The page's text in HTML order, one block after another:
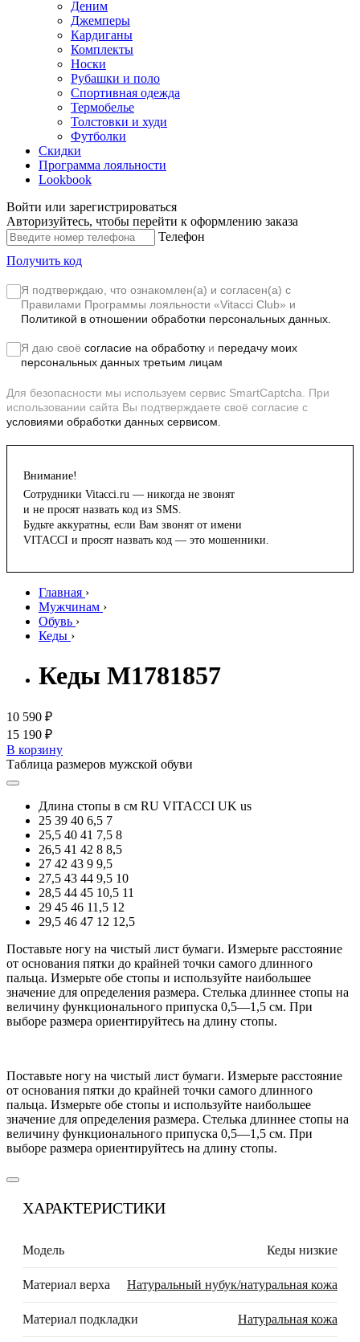
Деним
Джемперы
Кардиганы
Комплекты
Носки
Рубашки и поло
Спортивная одежда
Термобелье
Толстовки и худи
Футболки
Скидки
Программа лояльности
Lookbook
Войти или зарегистрироваться
Авторизуйтесь, чтобы перейти к оформлению заказа
Телефон
Получить код
Я подтверждаю, что ознакомлен(а) и согласен(а) с
Правилами Программы лояльности «Vitacci Club» и
Политикой в отношении обработки персональных данных.
Я даю своё согласие на обработку и передачу моих
персональных данных третьим лицам
Для безопасности мы используем сервис SmartCaptcha. При
использовании сайта Вы подтверждаете своё согласие с
условиями обработки данных сервисом.
Внимание!
Сотрудники Vitacci.ru — никогда не звонят
и не просят назвать код из SMS.
Будьте аккуратны, если Вам звонят от имени
VITACCI и просят назвать код — это мошенники.
Главная ›
Мужчинам ›
Обувь ›
Кеды ›
Кеды M1781857
10 590 ₽
15 190 ₽
В корзину
Таблица размеров мужской обуви
Длина стопы в см RU VITACCI UK us
25 39 40 6,5 7
25,5 40 41 7,5 8
26,5 41 42 8 8,5
27 42 43 9 9,5
27,5 43 44 9,5 10
28,5 44 45 10,5 11
29 45 46 11,5 12
29,5 46 47 12 12,5
Поставьте ногу на чистый лист бумаги. Измерьте расстояние
от основания пятки до крайней точки самого длинного
пальца. Измерьте обе стопы и используйте наибольшее
значение для определения размера. Стелька длиннее стопы на
величину функционального припуска 0,5—1,5 см. При
выборе размера ориентируйтесь на длину стопы.
Поставьте ногу на чистый лист бумаги. Измерьте расстояние
от основания пятки до крайней точки самого длинного
пальца. Измерьте обе стопы и используйте наибольшее
значение для определения размера. Стелька длиннее стопы на
величину функционального припуска 0,5—1,5 см. При
выборе размера ориентируйтесь на длину стопы.
ХАРАКТЕРИСТИКИ
Модель Кеды низкие
Материал верха Натуральный нубук/натуральная кожа
Материал подкладки Натуральная кожа